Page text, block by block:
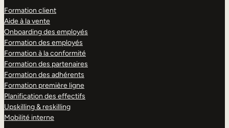
Formation client
Aide à la vente
Onboarding des employés
Formation des employés
Formation à la conformité
Formation des partenaires
Formation des adhérents
Formation première ligne
Planification des effectifs
Upskilling & reskilling
Mobilité interne